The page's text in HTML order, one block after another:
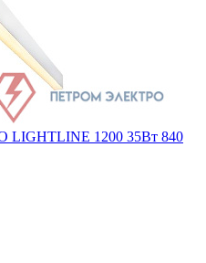
LIGHTLINE 1200 35Вт 840